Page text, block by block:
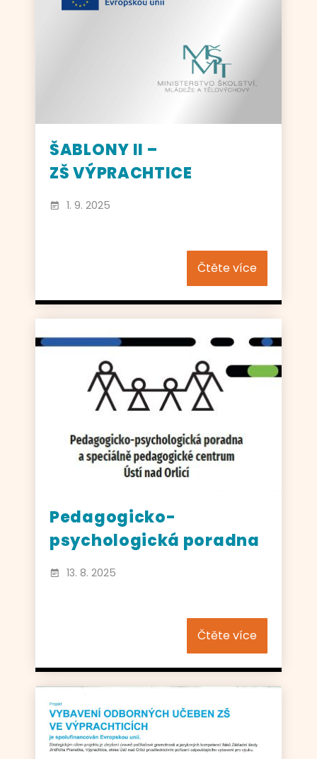
ŠABLONY II –
ZŠ VÝPRACHTICE
1. 9. 2025
Čtěte více
Pedagogicko-
psychologická poradna
13. 8. 2025
Čtěte více